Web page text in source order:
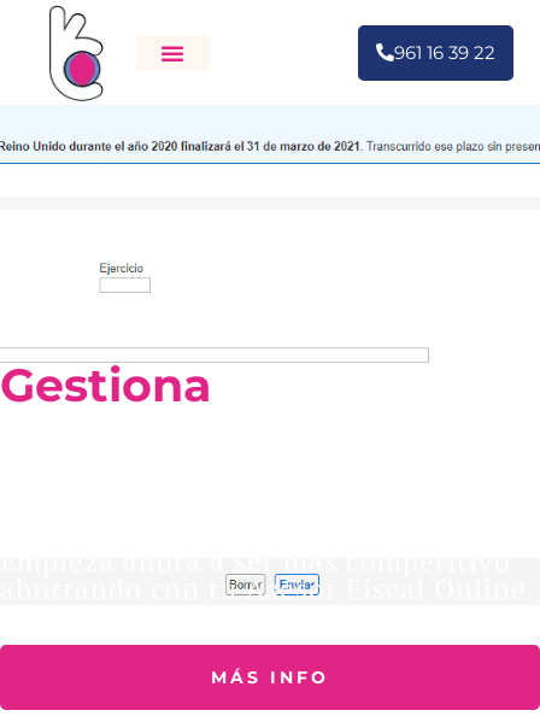
961 16 39 22
Gestiona
ahorrando con tu Asesor Fiscal Online
MÁS INFO